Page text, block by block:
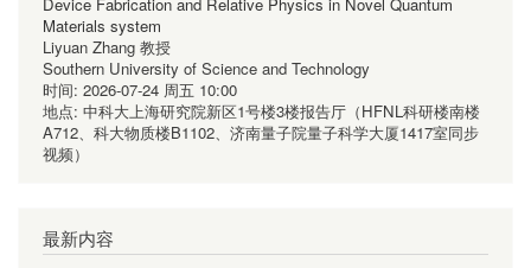
Device Fabrication and Relative Physics in Novel Quantum
Materials system
Liyuan Zhang 教授
Southern University of Science and Technology
时间: 2026-07-24 周五 10:00
地点: 中科大上海研究院新区1号楼3楼报告厅（HFNL科研楼南楼
A712、科大物质楼B1102、济南量子院量子科学大厦1417室同步
视频）
最新内容